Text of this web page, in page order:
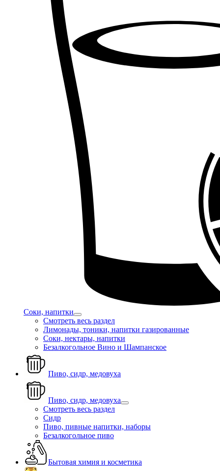
Соки, напитки
Смотреть весь раздел
Лимонады, тоники, напитки газированные
Соки, нектары, напитки
Безалкогольное Вино и Шампанское
Пиво, сидр, медовуха
Пиво, сидр, медовуха
Смотреть весь раздел
Сидр
Пиво, пивные напитки, наборы
Безалкогольное пиво
Бытовая химия и косметика